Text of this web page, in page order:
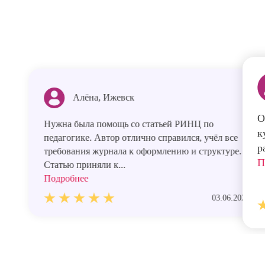
Алёна, Ижевск
Нужна была помощь со статьей РИНЦ по
педагогике. Автор отлично справился, учёл все
требования журнала к оформлению и структуре.
Статью приняли к...
Подробнее
03.06.2026